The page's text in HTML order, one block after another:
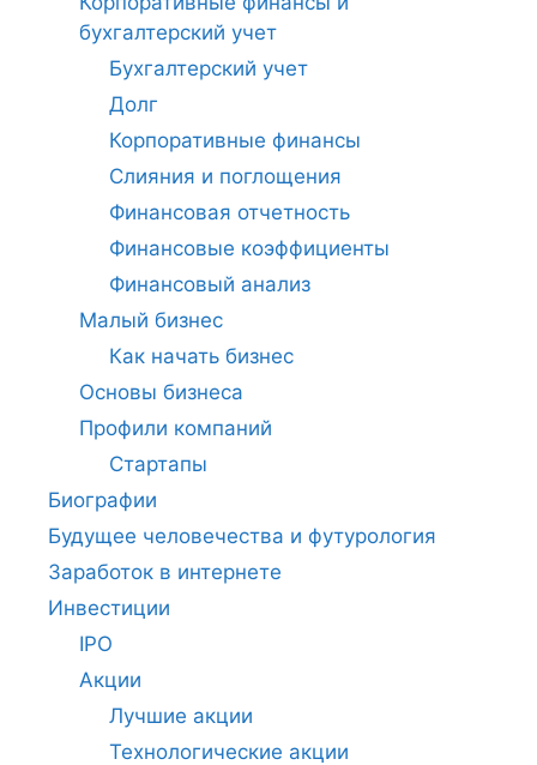
бухгалтерский учет
Бухгалтерский учет
Долг
Корпоративные финансы
Слияния и поглощения
Финансовая отчетность
Финансовые коэффициенты
Финансовый анализ
Малый бизнес
Как начать бизнес
Основы бизнеса
Профили компаний
Стартапы
Биографии
Будущее человечества и футурология
Заработок в интернете
Инвестиции
IPO
Акции
Лучшие акции
Технологические акции